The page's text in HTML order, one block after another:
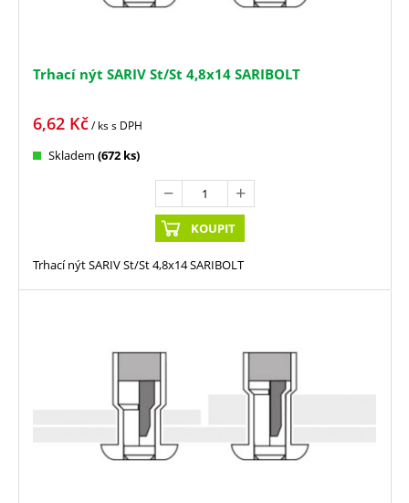
Trhací nýt SARIV St/St 4,8x14 SARIBOLT
6,62 Kč/ kss DPH
Skladem (672 ks)
KOUPIT
Trhací nýt SARIV St/St 4,8x14 SARIBOLT